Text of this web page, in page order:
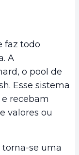
faz todo
A
o pool de
Esse sistema
recebam
valores ou
se uma